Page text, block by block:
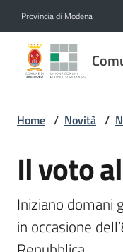
Provincia di Modena
Comune
di
Menu selezionato
Servizi
Home / Novità /
Salta al contenuto
Il voto
Iniziano domani
in occasione